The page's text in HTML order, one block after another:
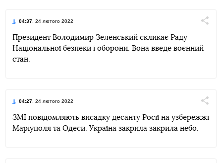
04:37, 24 лютого 2022
TelegramFacebookTwitter
Президент Володимир Зеленський скликає Раду
Національної безпеки і оборони. Вона введе воєнний
стан.
04:27, 24 лютого 2022
Telegram FacebookTwitter
ЗМІ повідомляють висадку десанту Росії на узбережжі
Маріуполя та Одеси. Україна закрила закрила небо.